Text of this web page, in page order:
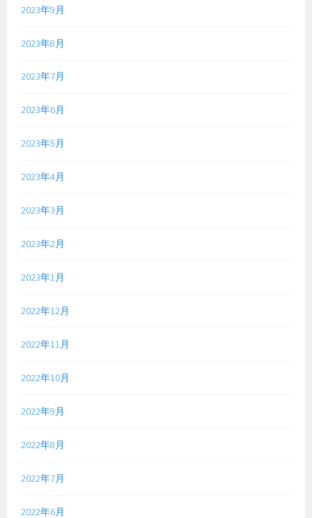
2023年9月
2023年8月
2023年7月
2023年6月
2023年5月
2023年4月
2023年3月
2023年2月
2023年1月
2022年12月
2022年11月
2022年10月
2022年9月
2022年8月
2022年7月
2022年6月